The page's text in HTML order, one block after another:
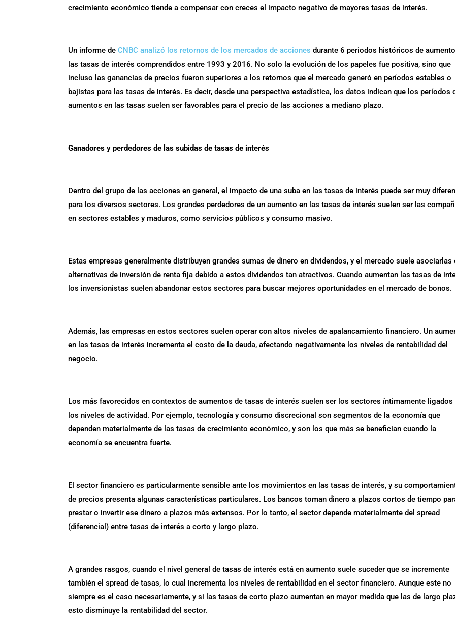
crecimiento económico tiende a compensar con creces el impacto negativo de mayores tasas de interés.
Un informe deCNBC analizó los retornos de los mercados de acciones durante 6 periodos históricos de
las tasas de interés comprendidos entre 1993 y 2016. No solo la evolución de los papeles fue positiva, sino que
incluso las ganancias de precios fueron superiores a los retornos que el mercado generó en períodos estables o
bajistas para las tasas de interés. Es decir, desde una perspectiva estadística, los datos indican que los períodos
aumentos en las tasas suelen ser favorables para el precio de las acciones a mediano plazo.
Ganadores y perdedores de las subidas de tasas de interés
Dentro del grupo de las acciones en general, el impacto de una suba en las tasas de interés puede ser muy
para los diversos sectores. Los grandes perdedores de un aumento en las tasas de interés suelen ser las
en sectores estables y maduros, como servicios públicos y consumo masivo.
Estas empresas generalmente distribuyen grandes sumas de dinero en dividendos, y el mercado suele asociarlas
alternativas de inversión de renta fija debido a estos dividendos tan atractivos. Cuando aumentan las tasas de
los inversionistas suelen abandonar estos sectores para buscar mejores oportunidades en el mercado de bonos.
Además, las empresas en estos sectores suelen operar con altos niveles de apalancamiento financiero. Un
en las tasas de interés incrementa el costo de la deuda, afectando negativamente los niveles de rentabilidad del
negocio.
Los más favorecidos en contextos de aumentos de tasas de interés suelen ser los sectores íntimamente ligados
los niveles de actividad. Por ejemplo, tecnología y consumo discrecional son segmentos de la economía que
dependen materialmente de las tasas de crecimiento económico, y son los que más se benefician cuando la
economía se encuentra fuerte.
El sector financiero es particularmente sensible ante los movimientos en las tasas de interés, y su
de precios presenta algunas características particulares. Los bancos toman dinero a plazos cortos de tiempo
prestar o invertir ese dinero a plazos más extensos. Por lo tanto, el sector depende materialmente del spread
(diferencial) entre tasas de interés a corto y largo plazo.
A grandes rasgos, cuando el nivel general de tasas de interés está en aumento suele suceder que se incremente
también el spread de tasas, lo cual incrementa los niveles de rentabilidad en el sector financiero. Aunque este no
siempre es el caso necesariamente, y si las tasas de corto plazo aumentan en mayor medida que las de largo
esto disminuye la rentabilidad del sector.